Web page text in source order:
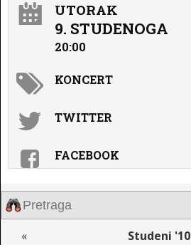
UTORAK
9. STUDENOGA
20:00
KONCERT
TWITTER
FACEBOOK
« Studeni '10